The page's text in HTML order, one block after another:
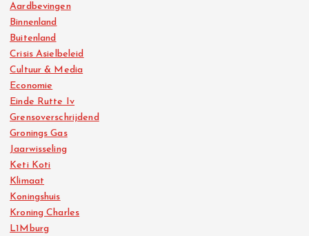
Aardbevingen
Binnenland
Buitenland
Crisis Asielbeleid
Cultuur & Media
Economie
Einde Rutte Iv
Grensoverschrijdend
Gronings Gas
Jaarwisseling
Keti Koti
Klimaat
Koningshuis
Kroning Charles
L1Mburg